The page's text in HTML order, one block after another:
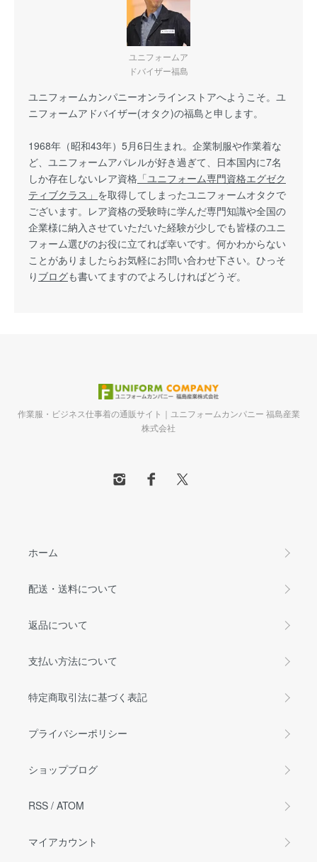
ユニフォームア
ドバイザー福島
ユニフォームカンパニーオンラインストアへようこそ。ユ
ニフォームアドバイザー(オタク)の福島と申します。
1968年（昭和43年）5月6日生まれ。企業制服や作業着な
ど、ユニフォームアパレルが好き過ぎて、日本国内に7名
しか存在しないレア資格 「ユニフォーム専門資格エグゼク
ティブクラス」 を取得してしまったユニフォームオタクで
ございます。レア資格の受験時に学んだ専門知識や全国の
企業様に納入させていただいた経験が少しでも皆様のユニ
フォーム選びのお役に立てれば幸いです。何かわからない
ことがありましたらお気軽にお問い合わせ下さい。ひっそ
り ブログも書いてますのでよろしければどうぞ。
作業服・ビジネス仕事着の通販サイト｜ユニフォームカンパニー 福島産業
株式会社
ホーム
配送・送料について
返品について
支払い方法について
特定商取引法に基づく表記
プライバシーポリシー
ショップブログ
RSS / ATOM
マイアカウント